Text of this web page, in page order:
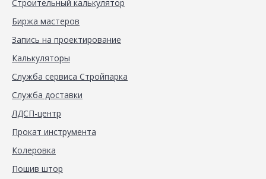
Строительный калькулятор
Биржа мастеров
Запись на проектирование
Калькуляторы
Служба сервиса Стройпарка
Служба доставки
ЛДСП-центр
Прокат инструмента
Колеровка
Пошив штор